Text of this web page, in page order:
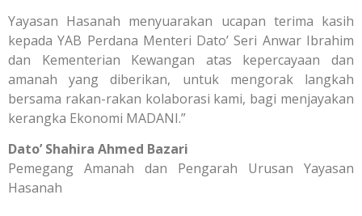
Yayasan Hasanah menyuarakan ucapan terima kasih
kepada YAB Perdana Menteri Dato’ Seri Anwar Ibrahim
dan Kementerian Kewangan atas kepercayaan dan
amanah yang diberikan, untuk mengorak langkah
bersama rakan-rakan kolaborasi kami, bagi menjayakan
kerangka Ekonomi MADANI.”
Dato’ Shahira Ahmed Bazari
Pemegang Amanah dan Pengarah Urusan Yayasan
Hasanah